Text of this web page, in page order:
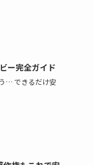
ー完全ガイド
… できるだけ安